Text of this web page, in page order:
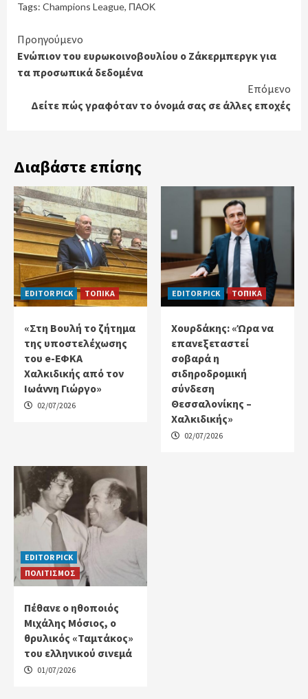
Tags: Champions League, ΠΑΟΚ
Continue
Reading
Προηγούμενο
Ενώπιον του ευρωκοινοβουλίου ο Ζάκερμπεργκ για
τα προσωπικά δεδομένα
Επόμενο
Δείτε πώς γραφόταν το όνομά σας σε άλλες εποχές
Διαβάστε επίσης
EDITOR PICK ΤΟΠΙΚΑ
«Στη Βουλή το ζήτημα
της υποστελέχωσης
του e-ΕΦΚΑ
Χαλκιδικής από τον
Ιωάννη Γιώργο»
02/07/2026
EDITOR PICK ΤΟΠΙΚΑ
Χουρδάκης: «Ώρα να
επανεξεταστεί
σοβαρά η
σιδηροδρομική
σύνδεση
Θεσσαλονίκης –
Χαλκιδικής»
02/07/2026
EDITOR PICK
ΠΟΛΙΤΙΣΜΟΣ
Πέθανε ο ηθοποιός
Μιχάλης Μόσιος, ο
θρυλικός «Ταμτάκος»
του ελληνικού σινεμά
01/07/2026